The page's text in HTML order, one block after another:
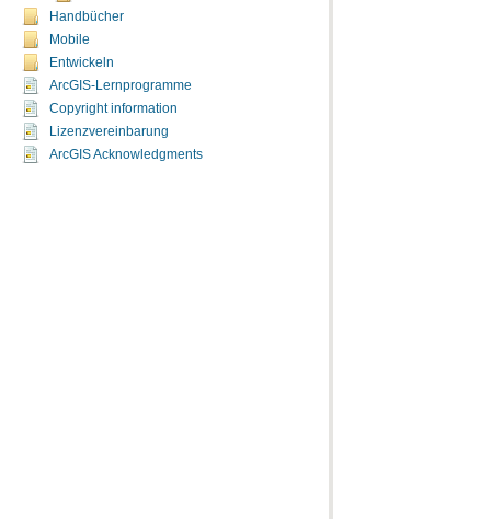
Handbücher
Mobile
Entwickeln
ArcGIS-Lernprogramme
Copyright information
Lizenzvereinbarung
ArcGIS Acknowledgments